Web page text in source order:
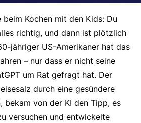
beim Kochen mit den Kids: Du
richtig, und dann ist plötzlich
jähriger US-Amerikaner hat das
– nur dass er nicht seine
um Rat gefragt hat. Der
durch eine gesündere
bekam von der KI den Tipp, es
versuchen und entwickelte